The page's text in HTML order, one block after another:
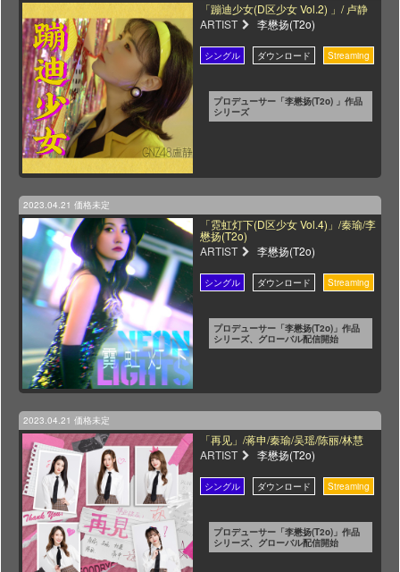
「蹦迪少女(D区少女 Vol.2) 」/ 卢静
ARTIST
李懋扬(T2o)
プロデューサー「李懋扬(T2o) 」作品
シリーズ
2023.04.21 価格未定
「霓虹灯下(D区少女 Vol.4)」/秦瑜/李
懋扬(T2o)
ARTIST
李懋扬(T2o)
プロデューサー「李懋扬(T2o)」作品
シリーズ、グローバル配信開始
2023.04.21 価格未定
「再见」/蒋申/秦瑜/吴瑶/陈丽/林慧
ARTIST
李懋扬(T2o)
プロデューサー「李懋扬(T2o)」作品
シリーズ、グローバル配信開始